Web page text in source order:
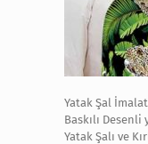
Yatak Şal
Baskılı
Yatak Şalı ve